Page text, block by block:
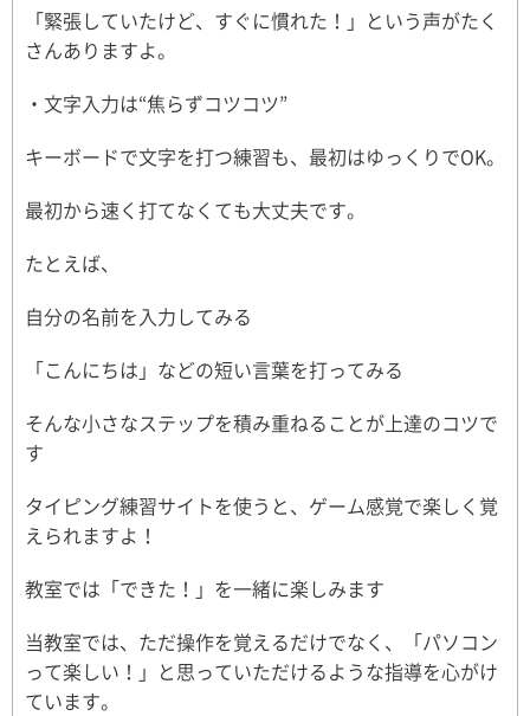
「緊張していたけど、すぐに慣れた！」という声がたく
さんありますよ。
・文字入力は“焦らずコツコツ”
キーボードで文字を打つ練習も、最初はゆっくりでOK。
最初から速く打てなくても大丈夫です。
たとえば、
自分の名前を入力してみる
「こんにちは」などの短い言葉を打ってみる
そんな小さなステップを積み重ねることが上達のコツで
す
タイピング練習サイトを使うと、ゲーム感覚で楽しく覚
えられますよ！
教室では「できた！」を一緒に楽しみます
当教室では、ただ操作を覚えるだけでなく、「パソコン
って楽しい！」と思っていただけるような指導を心がけ
ています。